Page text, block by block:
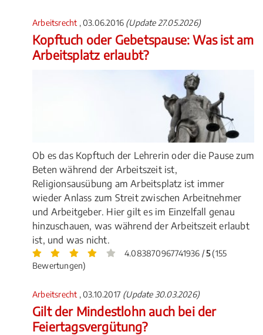
Arbeitsrecht , 03.06.2016 (Update 27.05.2026)
Kopftuch oder Gebetspause: Was ist am
Arbeitsplatz erlaubt?
Ob es das Kopftuch der Lehrerin oder die Pause zum
Beten während der Arbeitszeit ist,
Religionsausübung am Arbeitsplatz ist immer
wieder Anlass zum Streit zwischen Arbeitnehmer
und Arbeitgeber. Hier gilt es im Einzelfall genau
hinzuschauen, was während der Arbeitszeit erlaubt
ist, und was nicht.
4.083870967741936 /5(155
Bewertungen)
Arbeitsrecht , 03.10.2017 (Update 30.03.2026)
Gilt der Mindestlohn auch bei der
Feiertagsvergütung?